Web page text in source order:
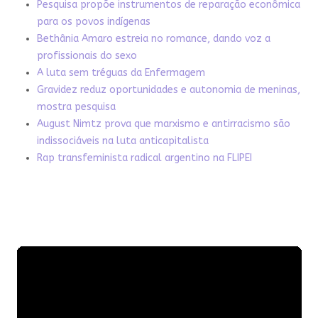
Pesquisa propõe instrumentos de reparação econômica
para os povos indígenas
Bethânia Amaro estreia no romance, dando voz a
profissionais do sexo
A luta sem tréguas da Enfermagem
Gravidez reduz oportunidades e autonomia de meninas,
mostra pesquisa
August Nimtz prova que marxismo e antirracismo são
indissociáveis na luta anticapitalista
Rap transfeminista radical argentino na FLIPEI